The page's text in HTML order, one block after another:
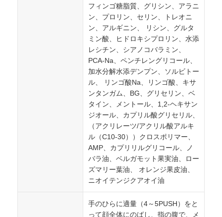
フィンゴ糖脂質、グリシン、アラニ
ン、プロリン、セリン、トレオニ
ン、アルギニン、 リシン、グルタ
ミン酸、ヒドロキシプロリン、水添
レシチン、シアノコバラミン、
PCA-Na、ペンチレングリコール、
加水分解水添デンプン、ソルビトー
ル、 リンゴ酸Na、リンゴ酸、キサ
ンタンガム、BG、グリセリン、ベ
タイン、メントール、1,2-ヘキサン
ジオール、カプリル酸グリセリル、
（アクリレーツ/アクリル酸アルキ
ル（C10-30））クロスポリマー、
AMP、カプリリルグリコール、ノ
バラ油、ベルガモット果実油、ロー
ズマリー葉油、 オレンジ果皮油、
ニオイテンジクアオイ油
手のひらに適量（4～5PUSH）をと
って顔全体にのばし、指の腹で、メ